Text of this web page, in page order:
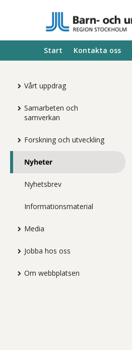
Start Kontakta oss
Vårt uppdrag
Samarbeten och
samverkan
Forskning och utveckling
Nyheter
Nyhetsbrev
Informationsmaterial
Media
Jobba hos oss
Om webbplatsen